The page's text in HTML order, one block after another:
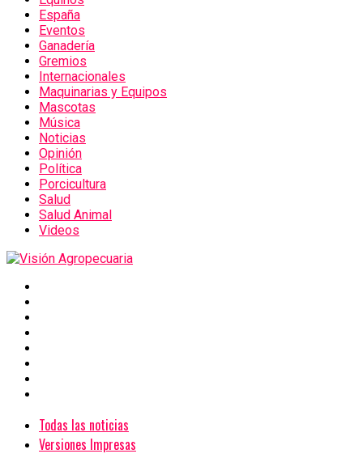
España
Eventos
Ganadería
Gremios
Internacionales
Maquinarias y Equipos
Mascotas
Música
Noticias
Opinión
Política
Porcicultura
Salud
Salud Animal
Videos
Todas las noticias
Versiones Impresas